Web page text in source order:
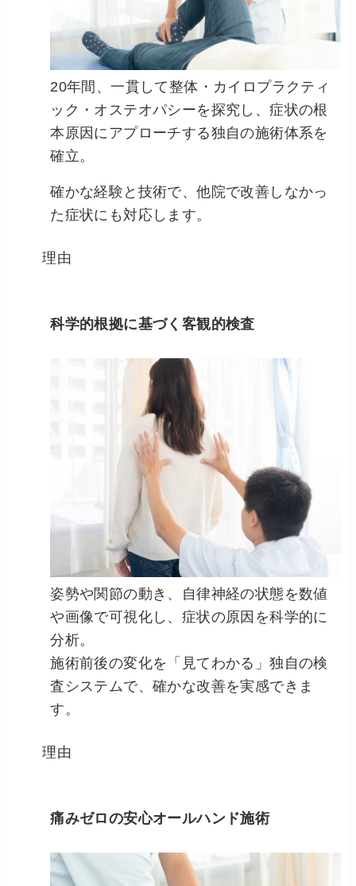
20年間、一貫して整体・カイロプラクティ
ック・オステオパシーを探究し、症状の根
本原因にアプローチする独自の施術体系を
確立。
確かな経験と技術で、他院で改善しなかっ
た症状にも対応します。
理由
科学的根拠に基づく客観的検査
姿勢や関節の動き、自律神経の状態を数値
や画像で可視化し、症状の原因を科学的に
分析。
施術前後の変化を「見てわかる」独自の検
査システムで、確かな改善を実感できま
す。
理由
痛みゼロの安心オールハンド施術